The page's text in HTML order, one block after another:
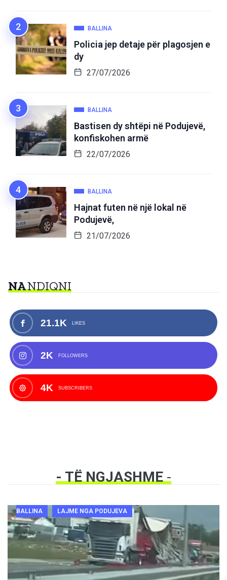
BALLINA
Policia jep detaje për plagosjen e
dy
27/07/2026
BALLINA
Bastisen dy shtëpi në Podujevë,
konfiskohen armë
22/07/2026
BALLINA
Hajnat futen në një lokal në
Podujevë,
21/07/2026
NANDIQNI
21.1K LIKES
2K FOLLOWERS
4K SUBSCRIBERS
- TË NGJASHME-
BALLINA LAJME NGA PODUJEVA